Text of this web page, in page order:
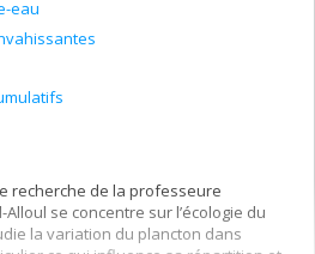
étudiant au doctorat
directeur: Maikel Rosabal, UQAM)
étudiant à la maîtrise (codirection;
Binning, UdeM)
étudiante à la maîtrise
étudiante à la maîtrise
directeur: Jean-François Lapierre,
eau
recherche de la professeure
se concentre sur l’écologie du
la variation du plancton dans